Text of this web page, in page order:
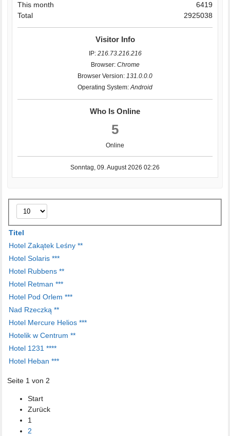
This month
6419
Total
2925038
Visitor Info
IP: 216.73.216.216
Browser: Chrome
Browser Version:131.0.0.0
Operating System:Android
Who Is Online
5
Online
Sonntag, 09. August 2026 02:26
Anzeige
#
Titel
Hotel Zakątek Leśny **
Hotel Solaris ***
Hotel Rubbens **
Hotel Retman ***
Hotel Pod Orlem ***
Nad Rzeczką **
Hotel Mercure Helios ***
Hotelik w Centrum **
Hotel 1231 ****
Hotel Heban ***
Seite 1 von 2
Start
Zurück
1
2